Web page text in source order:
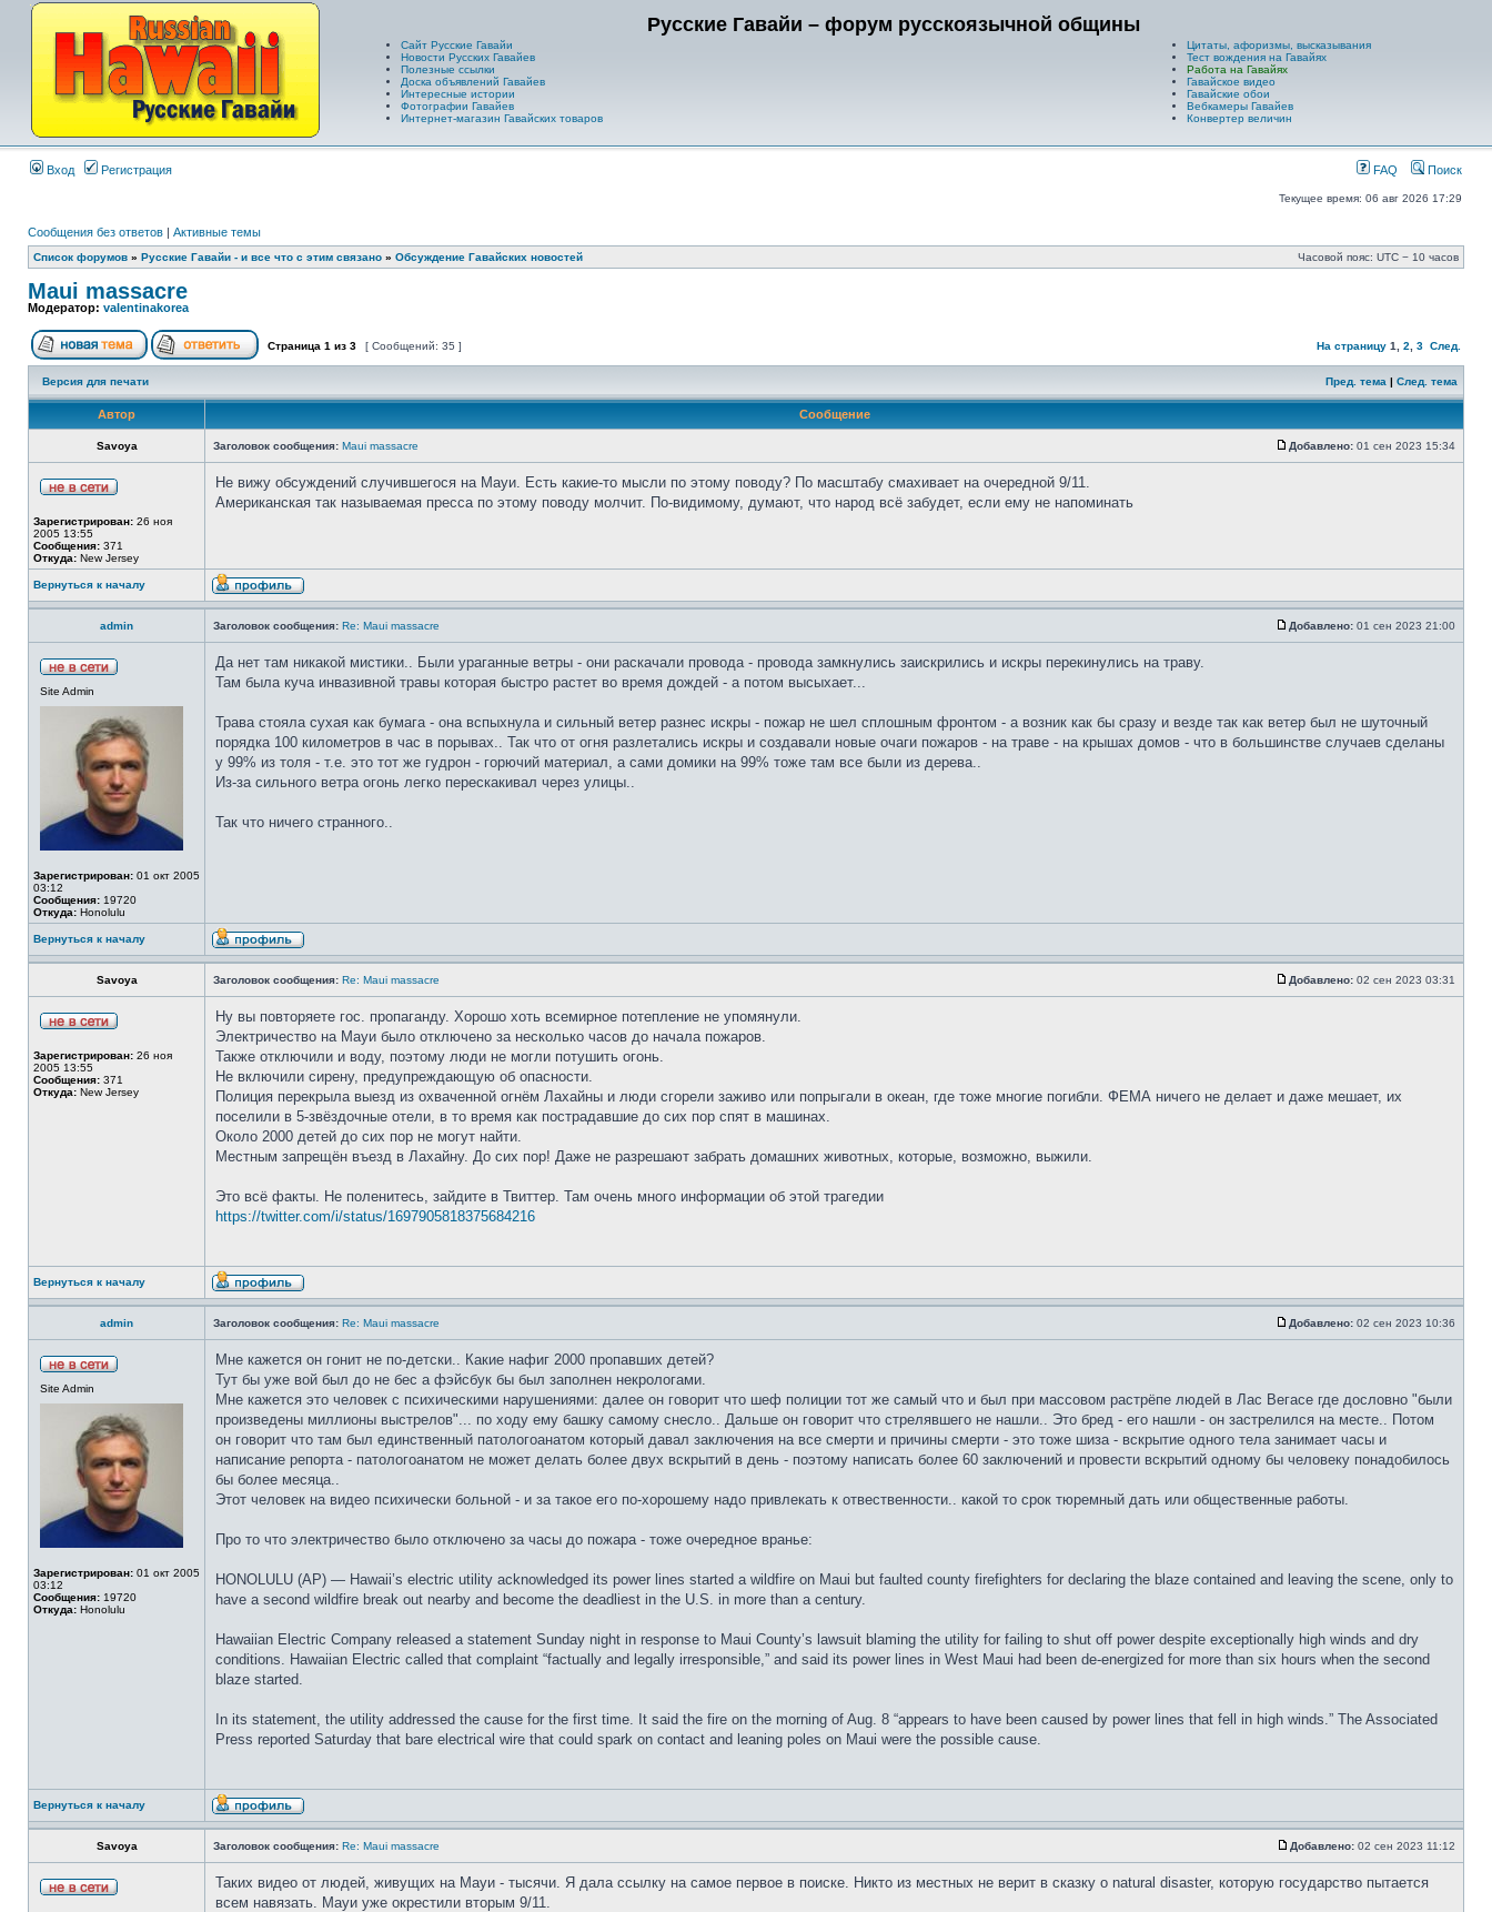
Русские Гавайи – форум русскоязычной общины
Сайт Русские Гавайи
Новости Русских Гавайев
Полезные ссылки
Доска объявлений Гавайев
Интересные истории
Фотографии Гавайев
Интернет-магазин Гавайских товаров
Цитаты, афоризмы, высказывания
Тест вождения на Гавайях
Работа на Гавайях
Гавайское видео
Гавайские обои
Вебкамеры Гавайев
Конвертер величин
Вход Регистрация FAQ Поиск
Текущее время: 06 авг 2026 17:29
Сообщения без ответов | Активные темы
Список форумов » Русские Гавайи - и все что с этим связано » Обсуждение Гавайских новостей Часовой пояс: UTC − 10 часов
Maui massacre
Модератор: valentinakorea
Страница 1 из 3 [ Сообщений: 35 ] На страницу 1 2 3 След.
Версия для печати Пред. тема | След. тема
Автор Сообщение
Savoya Заголовок сообщения: Maui massacre Добавлено: 01 сен 2023 15:34
Зарегистрирован: 26 ноя
2005 13:55
Сообщения: 371
Откуда: New Jersey
Не вижу обсуждений случившегося на Мауи. Есть какие-то мысли по этому поводу? По масштабу смахивает на очередной 9/11.
Американская так называемая пресса по этому поводу молчит. По-видимому, думают, что народ всё забудет, если ему не напоминать
Вернуться к началу
admin Заголовок сообщения: Re: Maui massacre Добавлено: 01 сен 2023 21:00
Site Admin
Зарегистрирован: 01 окт 2005
03:12
Сообщения: 19720
Откуда: Honolulu
Да нет там никакой мистики.. Были ураганные ветры - они раскачали провода - провода замкнулись заискрились и искры перекинулись на траву.
Там была куча инвазивной травы которая быстро растет во время дождей - а потом высыхает...
Трава стояла сухая как бумага - она вспыхнула и сильный ветер разнес искры - пожар не шел сплошным фронтом - а возник как бы сразу и везде так как ветер был не шуточный
порядка 100 километров в час в порывах.. Так что от огня разлетались искры и создавали новые очаги пожаров - на траве - на крышах домов - что в большинстве случаев сделаны
у 99% из толя - т.е. это тот же гудрон - горючий материал, а сами домики на 99% тоже там все были из дерева..
Из-за сильного ветра огонь легко перескакивал через улицы..
Так что ничего странного..
Вернуться к началу
Savoya Заголовок сообщения: Re: Maui massacre Добавлено: 02 сен 2023 03:31
Зарегистрирован: 26 ноя
2005 13:55
Сообщения: 371
Откуда: New Jersey
Ну вы повторяете гос. пропаганду. Хорошо хоть всемирное потепление не упомянули.
Электричество на Мауи было отключено за несколько часов до начала пожаров.
Также отключили и воду, поэтому люди не могли потушить огонь.
Не включили сирену, предупреждающую об опасности.
Полиция перекрыла выезд из охваченной огнём Лахайны и люди сгорели заживо или попрыгали в океан, где тоже многие погибли. ФЕМА ничего не делает и даже мешает, их
поселили в 5-звёздочные отели, в то время как пострадавшие до сих пор спят в машинах.
Около 2000 детей до сих пор не могут найти.
Местным запрещён въезд в Лахайну. До сих пор! Даже не разрешают забрать домашних животных, которые, возможно, выжили.
Это всё факты. Не поленитесь, зайдите в Твиттер. Там очень много информации об этой трагедии
https://twitter.com/i/status/1697905818375684216
Вернуться к началу
admin Заголовок сообщения: Re: Maui massacre Добавлено: 02 сен 2023 10:36
Site Admin
Зарегистрирован: 01 окт 2005
03:12
Сообщения: 19720
Откуда: Honolulu
Мне кажется он гонит не по-детски.. Какие нафиг 2000 пропавших детей?
Тут бы уже вой был до не бес а фэйсбук бы был заполнен некрологами.
Мне кажется это человек с психическими нарушениями: далее он говорит что шеф полиции тот же самый что и был при массовом растрёпе людей в Лас Вегасе где дословно "были
произведены миллионы выстрелов"... по ходу ему башку самому снесло.. Дальше он говорит что стрелявшего не нашли.. Это бред - его нашли - он застрелился на месте.. Потом
он говорит что там был единственный патологоанатом который давал заключения на все смерти и причины смерти - это тоже шиза - вскрытие одного тела занимает часы и
написание репорта - патологоанатом не может делать более двух вскрытий в день - поэтому написать более 60 заключений и провести вскрытий одному бы человеку понадобилось
бы более месяца..
Этот человек на видео психически больной - и за такое его по-хорошему надо привлекать к отвественности.. какой то срок тюремный дать или общественные работы.
Про то что электричество было отключено за часы до пожара - тоже очередное вранье:
HONOLULU (AP) — Hawaii’s electric utility acknowledged its power lines started a wildfire on Maui but faulted county firefighters for declaring the blaze contained and leaving the scene, only to
have a second wildfire break out nearby and become the deadliest in the U.S. in more than a century.
Hawaiian Electric Company released a statement Sunday night in response to Maui County’s lawsuit blaming the utility for failing to shut off power despite exceptionally high winds and dry
conditions. Hawaiian Electric called that complaint “factually and legally irresponsible,” and said its power lines in West Maui had been de-energized for more than six hours when the second
blaze started.
In its statement, the utility addressed the cause for the first time. It said the fire on the morning of Aug. 8 “appears to have been caused by power lines that fell in high winds.” The Associated
Press reported Saturday that bare electrical wire that could spark on contact and leaning poles on Maui were the possible cause.
Вернуться к началу
Savoya Заголовок сообщения: Re: Maui massacre Добавлено: 02 сен 2023 11:12
Таких видео от людей, живущих на Мауи - тысячи. Я дала ссылку на самое первое в поиске. Никто из местных не верит в сказку о natural disaster, которую государство пытается
всем навязать. Мауи уже окрестили вторым 9/11.